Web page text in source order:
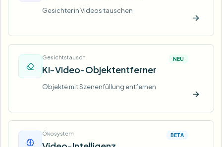
Gesichter in Videos tauschen
Jetzt
Gesichtstausch
KI-Video-Objektentferner
NEU
Objekte mit Szenenfüllung entfernen
Jetzt
Ökosystem BETA